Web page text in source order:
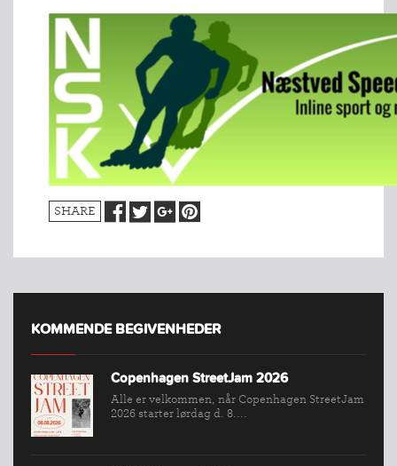
SHARE
KOMMENDE BEGIVENHEDER
Copenhagen StreetJam 2026
Alle er velkommen, når Copenhagen StreetJam
2026 starter lørdag d. 8....